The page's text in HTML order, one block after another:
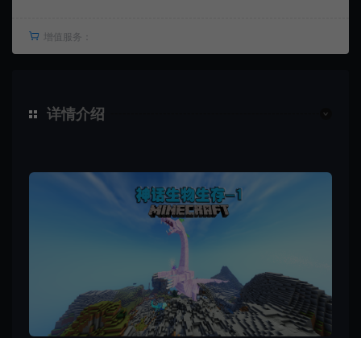
增值服务：
详情介绍